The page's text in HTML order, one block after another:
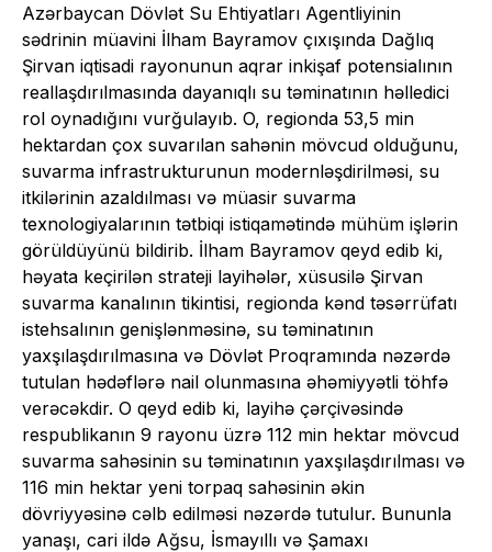
Azərbaycan Dövlət Su Ehtiyatları Agentliyinin
sədrinin müavini İlham Bayramov çıxışında Dağlıq
Şirvan iqtisadi rayonunun aqrar inkişaf potensialının
reallaşdırılmasında dayanıqlı su təminatının həlledici
rol oynadığını vurğulayıb. O, regionda 53,5 min
hektardan çox suvarılan sahənin mövcud olduğunu,
suvarma infrastrukturunun modernləşdirilməsi, su
itkilərinin azaldılması və müasir suvarma
texnologiyalarının tətbiqi istiqamətində mühüm işlərin
görüldüyünü bildirib. İlham Bayramov qeyd edib ki,
həyata keçirilən strateji layihələr, xüsusilə Şirvan
suvarma kanalının tikintisi, regionda kənd təsərrüfatı
istehsalının genişlənməsinə, su təminatının
yaxşılaşdırılmasına və Dövlət Proqramında nəzərdə
tutulan hədəflərə nail olunmasına əhəmiyyətli töhfə
verəcəkdir. O qeyd edib ki, layihə çərçivəsində
respublikanın 9 rayonu üzrə 112 min hektar mövcud
suvarma sahəsinin su təminatının yaxşılaşdırılması və
116 min hektar yeni torpaq sahəsinin əkin
dövriyyəsinə cəlb edilməsi nəzərdə tutulur. Bununla
yanaşı, cari ildə Ağsu, İsmayıllı və Şamaxı